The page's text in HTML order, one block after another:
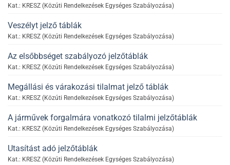
Kat.: KRESZ (Közúti Rendelkezések Egységes Szabályozása)
Veszélyt jelző táblák
Kat.: KRESZ (Közúti Rendelkezések Egységes Szabályozása)
Az elsőbbséget szabályozó jelzőtáblák
Kat.: KRESZ (Közúti Rendelkezések Egységes Szabályozása)
Megállási és várakozási tilalmat jelző táblák
Kat.: KRESZ (Közúti Rendelkezések Egységes Szabályozása)
A járművek forgalmára vonatkozó tilalmi jelzőtáblák
Kat.: KRESZ (Közúti Rendelkezések Egységes Szabályozása)
Utasítást adó jelzőtáblák
Kat.: KRESZ (Közúti Rendelkezések Egységes Szabályozása)